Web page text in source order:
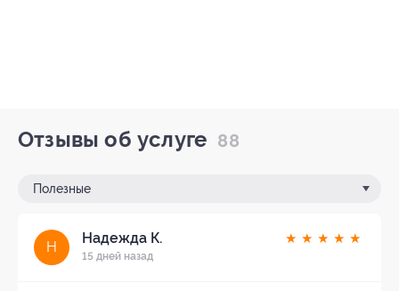
Отзывы об услуге 88
Полезные
Н
Надежда К.
15 дней назад
★ ★ ★ ★ ★